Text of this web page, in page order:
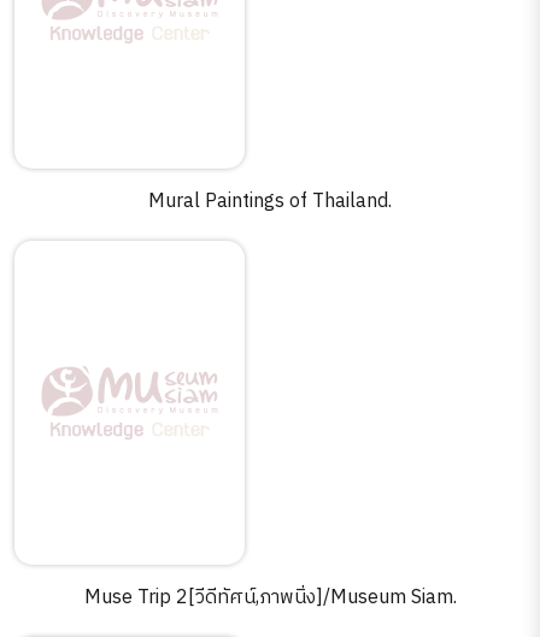
Mural Paintings of Thailand.
Muse Trip 2[วีดีทัศน์,ภาพนิ่ง]/Museum Siam.